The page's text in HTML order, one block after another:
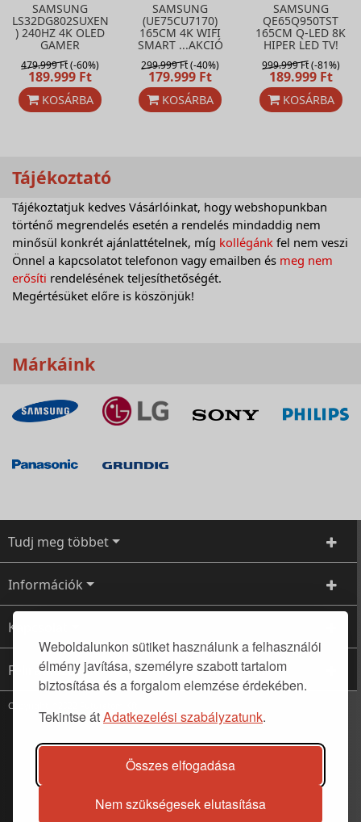
Weboldalunkon sütiket használunk a felhasználói
élmény javítása, személyre szabott tartalom
biztosítása és a forgalom elemzése érdekében.
Tekintse átAdatkezelési szabályzatunk.
Összes elfogadása
Nem szükségesek elutasítása
SAMSUNG
LS32DG802SUXEN
) 240HZ 4K OLED
GAMER
MONITOR !!
AKCIÓ
479.999 Ft(-60%)
189.999 Ft
KOSÁRBA
SAMSUNG
(UE75CU7170)
165CM 4K WIFI
SMART ...AKCIÓ
299.999 Ft(-40%)
179.999 Ft
KOSÁRBA
SAMSUNG
QE65Q950TST
165CM Q-LED 8K
HIPER LED TV!
AKCI
999.999 Ft(-81%)
189.999 Ft
KOSÁRBA
Tájékoztató
Tájékoztatjuk kedves Vásárlóinkat, hogy webshopunkban
történő megrendelés esetén a rendelés mindaddig nem
minősül konkrét ajánlattételnek, míg kollégánk fel nem veszi
Önnel a kapcsolatot telefonon vagy emailben és meg nem
erősíti rendelésének teljesíthetőségét.
Megértésüket előre is köszönjük!
Márkáink
Tudj meg többet
Információk
Kapcsolat
Feliratkozás
Copyright ©2022 Futuretom Kft.